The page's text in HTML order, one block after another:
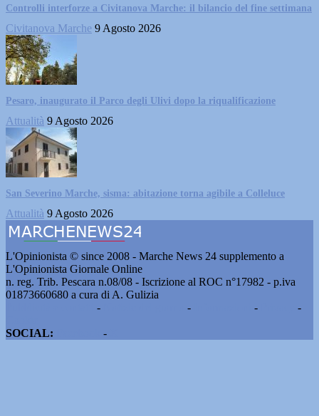
Controlli interforze a Civitanova Marche: il bilancio del fine settimana
Civitanova Marche 9 Agosto 2026
Pesaro, inaugurato il Parco degli Ulivi dopo la riqualificazione
Attualità 9 Agosto 2026
San Severino Marche, sisma: abitazione torna agibile a Colleluce
Attualità 9 Agosto 2026
L'Opinionista © since 2008 - Marche News 24 supplemento a
L'Opinionista Giornale Online
n. reg. Trib. Pescara n.08/08 - Iscrizione al ROC n°17982 - p.iva
01873660680 a cura di A. Gulizia
- - -
-
SOCIAL:
-